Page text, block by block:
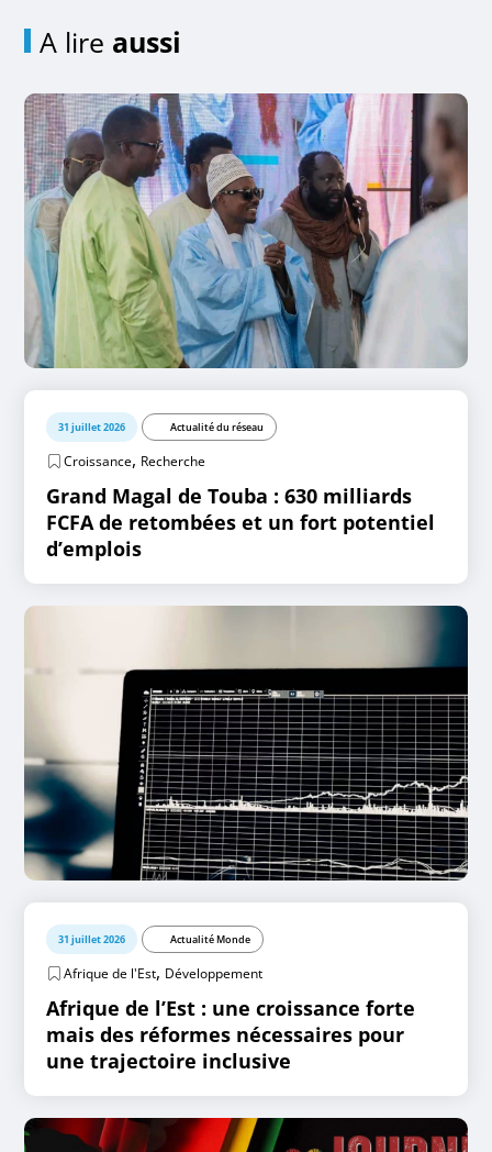
A lire aussi
31 juillet 2026 Actualité du réseau
Croissance, Recherche
Grand Magal de Touba : 630 milliards
FCFA de retombées et un fort potentiel
d’emplois
31 juillet 2026 Actualité Monde
Afrique de l'Est, Développement
Afrique de l’Est : une croissance forte
mais des réformes nécessaires pour
une trajectoire inclusive